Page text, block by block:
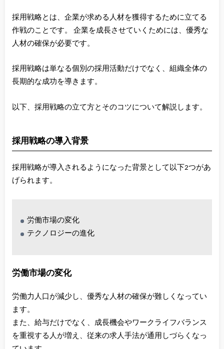
採用戦略とは、企業が求める人材を獲得するために立てる
作戦のことです。 企業を成長させていくためには、優秀な
人材の確保が必要です。
採用戦略は単なる個別の採用活動だけでなく、組織全体の
長期的な成功を導きます。
以下、採用戦略の立て方とそのコツについて解説します。
採用戦略の導入背景
採用戦略が導入されるようになった背景として以下2つがあ
げられます。
労働市場の変化
テクノロジーの進化
労働市場の変化
労働力人口が減少し、優秀な人材の確保が難しくなってい
ます。
また、給与だけでなく、成長機会やワークライフバランス
を重視する人が増え、従来の求人手法が通用しづらくなっ